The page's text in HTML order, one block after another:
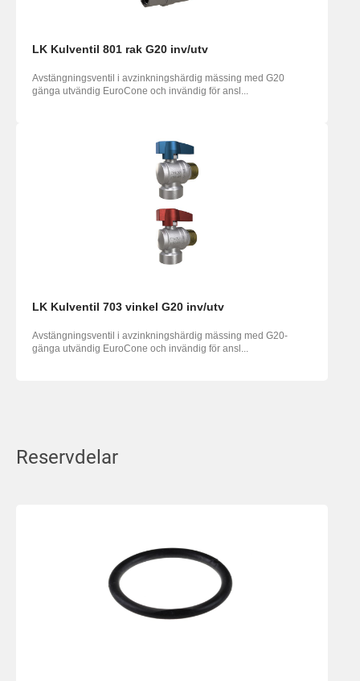
LK Kulventil 801 rak G20 inv/utv
Avstängningsventil i avzinkningshärdig mässing med G20
gänga utvändig EuroCone och invändig för ansl...
LK Kulventil 703 vinkel G20 inv/utv
Avstängningsventil i avzinkningshärdig mässing med G20-
gänga utvändig EuroCone och invändig för ansl...
Reservdelar